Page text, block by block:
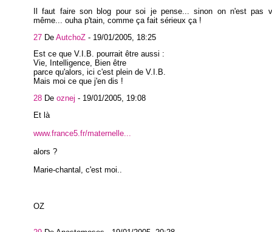
Il faut faire son blog pour soi je pense... sinon on n'est pas
même... ouha p'tain, comme ça fait sérieux ça !
27 De AutchoZ - 19/01/2005, 18:25
Est ce que V.I.B. pourrait être aussi :
Vie, Intelligence, Bien être
parce qu'alors, ici c'est plein de V.I.B.
Mais moi ce que j'en dis !
28 De oznej - 19/01/2005, 19:08
Et là
www.france5.fr/maternelle...
alors ?
Marie-chantal, c'est moi..
OZ